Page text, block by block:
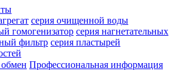
серия очищенной воды
гомогенизатор серия нагнетательных
фильтр серия пластырей
Профессиональная информация